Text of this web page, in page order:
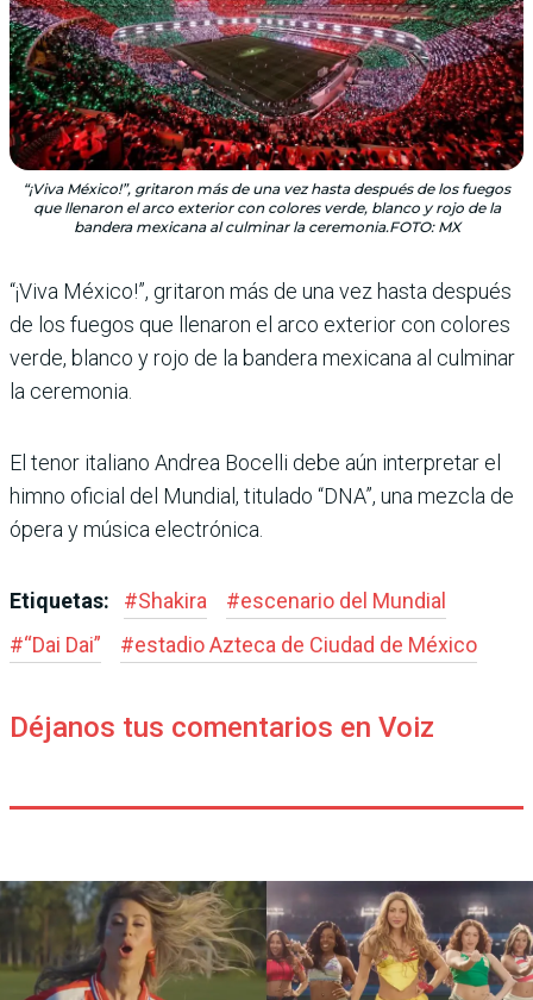
“¡Viva México!”, gritaron más de una vez hasta después de los fuegos
que llenaron el arco exterior con colores verde, blanco y rojo de la
bandera mexicana al culminar la ceremonia.FOTO: MX
“¡Viva México!”, gritaron más de una vez hasta des­pués
de los fuegos que llena­ron el arco exterior con colo­res
verde, blanco y rojo de la bandera mexicana al culmi­nar
la ceremonia.
El tenor italiano Andrea Bocelli debe aún interpretar el
himno oficial del Mundial, titulado “DNA”, una mezcla de
ópera y música electrónica.
Etiquetas: #Shakira #esce­nario del Mundial
#“Dai Dai” #estadio Azteca de Ciudad de México
Déjanos tus comentarios en Voiz